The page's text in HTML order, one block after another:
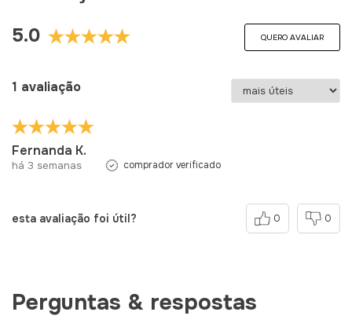
5.0 QUERO AVALIAR
1 avaliação
Fernanda K.
há 3 semanas comprador verificado
esta avaliação foi útil? 0 0
Perguntas & respostas